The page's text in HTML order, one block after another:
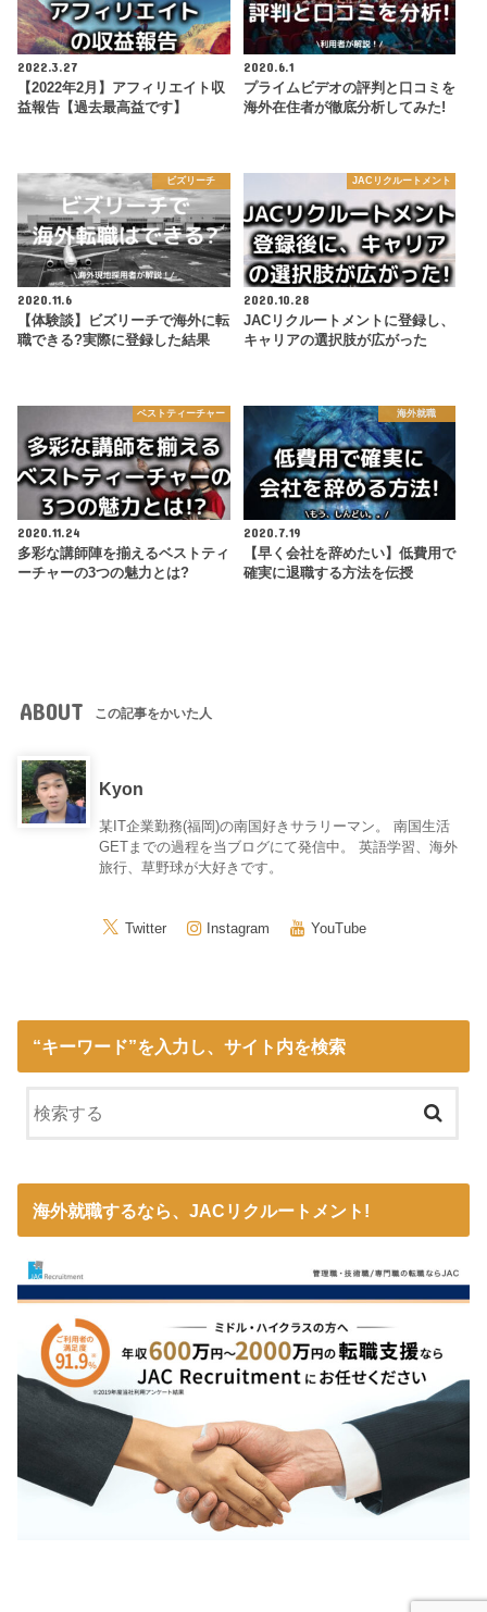
2022.3.27
【2022年2月】アフィリエイト収
益報告【過去最高益です】
2020.6.1
プライムビデオの評判と口コミを
海外在住者が徹底分析してみた!
ビズリーチ
2020.11.6
【体験談】ビズリーチで海外に転
職できる?実際に登録した結果
JACリクルートメント
2020.10.28
JACリクルートメントに登録し、
キャリアの選択肢が広がった
ベストティーチャー
2020.11.24
多彩な講師陣を揃えるベストティ
ーチャーの3つの魅力とは?
海外就職
2020.7.19
【早く会社を辞めたい】低費用で
確実に退職する方法を伝授
ABOUT この記事をかいた人
Kyon
某IT企業勤務(福岡)の南国好きサラリーマン。 南国生活
GETまでの過程を当ブログにて発信中。 英語学習、海外
旅行、草野球が大好きです。
Twitter Instagram YouTube
“キーワード”を入力し、サイト内を検索
海外就職するなら、JACリクルートメント!